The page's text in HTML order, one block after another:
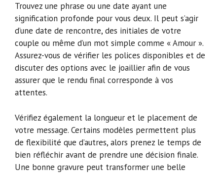
Trouvez une phrase ou une date ayant une
signification profonde pour vous deux. Il peut s’agir
d’une date de rencontre, des initiales de votre
couple ou même d’un mot simple comme « Amour ».
Assurez-vous de vérifier les polices disponibles et de
discuter des options avec le joaillier afin de vous
assurer que le rendu final corresponde à vos
attentes.
Vérifiez également la longueur et le placement de
votre message. Certains modèles permettent plus
de flexibilité que d’autres, alors prenez le temps de
bien réfléchir avant de prendre une décision finale.
Une bonne gravure peut transformer une belle